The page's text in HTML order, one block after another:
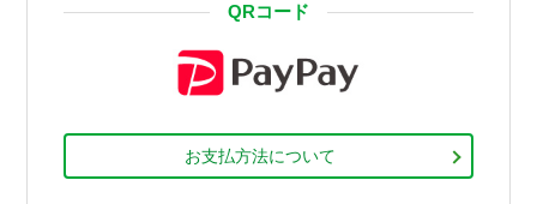
QRコード
お支払方法について